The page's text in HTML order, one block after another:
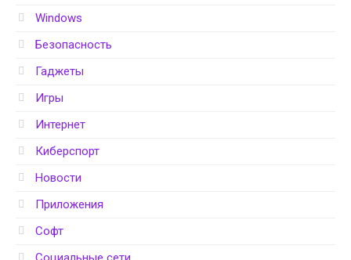
Windows
Безопасность
Гаджеты
Игры
Интернет
Киберспорт
Новости
Приложения
Софт